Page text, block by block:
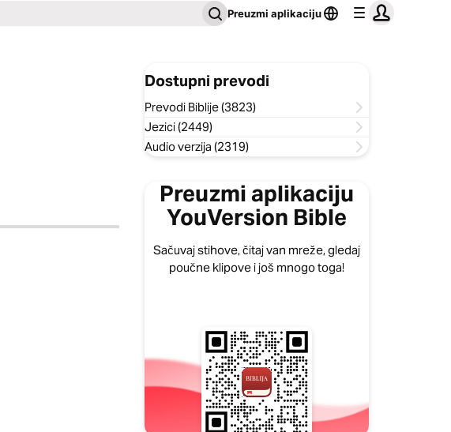
Preuzmi aplikaciju
Dostupni prevodi
Prevodi Biblije (3823)
Jezici (2449)
Audio verzija (2319)
Preuzmi aplikaciju
YouVersion Bible
Sačuvaj stihove, čitaj van mreže, gledaj
poučne klipove i još mnogo toga!